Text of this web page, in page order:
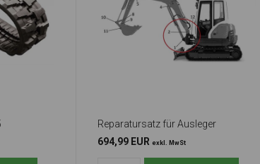
Reparatursatz für Ausleger
694,99 EUR exkl. MwSt